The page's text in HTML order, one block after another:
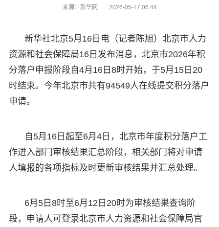
来源：新华网 2026-05-17 06:44
新华社北京5月16日电（记者陈旭）北京市人力
资源和社会保障局16日发布消息，北京市2026年积
分落户申报阶段自4月16日8时开始，于5月15日20
时结束。今年北京市共有94549人在线提交积分落户
申请。
自5月16日起至6月4日，北京市年度积分落户工
作进入部门审核结果汇总阶段，相关部门将对申请
人填报的各项指标及时更新审核结果并汇总处理。
6月5日8时至6月12日20时为审核结果查询阶
段，申请人可登录北京市人力资源和社会保障局官